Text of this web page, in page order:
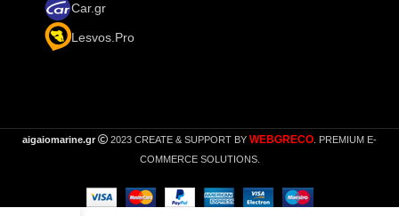
Car.gr
Lesvos.Pro
aigaiomarine.gr 2023 CREATE & SUPPORT BY WEBGRECO . PREMIUM E-
COMMERCE SOLUTIONS.